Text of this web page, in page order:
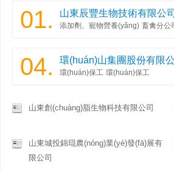
01. 山東辰豐生物技術有限公司
添加劑、寵物營養(yǎng) 畜禽分公
04.
環(huán)山集團股份有限
環(huán)保工 環(huán)保工
山東創(chuàng)脂生物科技有限公司
山東城投錦琨農(nóng)業(yè)發(fā)展有
限公司